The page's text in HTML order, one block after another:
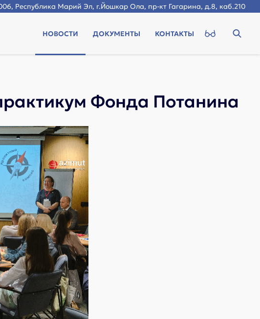
Республика Марий Эл, г.Йошкар Ола, пр-кт Гагарина, д.8, каб.210
НОВОСТИ ДОКУМЕНТЫ КОНТАКТЫ
Фонда Потанина